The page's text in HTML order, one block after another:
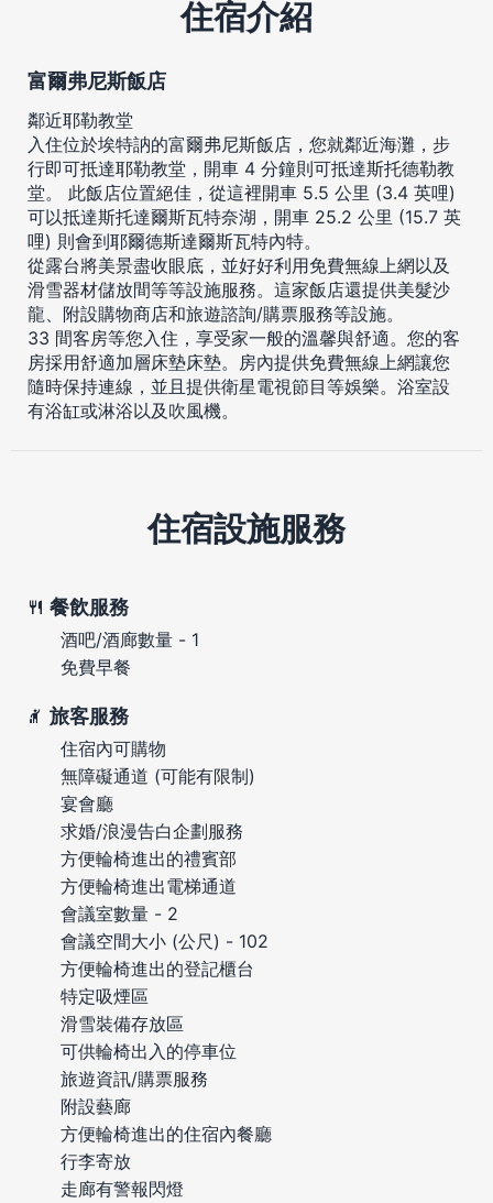
住宿介紹
富爾弗尼斯飯店
鄰近耶勒教堂
入住位於埃特訥的富爾弗尼斯飯店，您就鄰近海灘，步
行即可抵達耶勒教堂，開車 4 分鐘則可抵達斯托德勒教
堂。 此飯店位置絕佳，從這裡開車 5.5 公里 (3.4 英哩)
可以抵達斯托達爾斯瓦特奈湖，開車 25.2 公里 (15.7 英
哩) 則會到耶爾德斯達爾斯瓦特內特。
從露台將美景盡收眼底，並好好利用免費無線上網以及
滑雪器材儲放間等等設施服務。這家飯店還提供美髮沙
龍、附設購物商店和旅遊諮詢/購票服務等設施。
33 間客房等您入住，享受家一般的溫馨與舒適。您的客
房採用舒適加層床墊床墊。房內提供免費無線上網讓您
隨時保持連線，並且提供衛星電視節目等娛樂。浴室設
有浴缸或淋浴以及吹風機。
住宿設施服務
餐飲服務
酒吧/酒廊數量 - 1
免費早餐
旅客服務
住宿內可購物
無障礙通道 (可能有限制)
宴會廳
求婚/浪漫告白企劃服務
方便輪椅進出的禮賓部
方便輪椅進出電梯通道
會議室數量 - 2
會議空間大小 (公尺) - 102
方便輪椅進出的登記櫃台
特定吸煙區
滑雪裝備存放區
可供輪椅出入的停車位
旅遊資訊/購票服務
附設藝廊
方便輪椅進出的住宿內餐廳
行李寄放
走廊有警報閃燈